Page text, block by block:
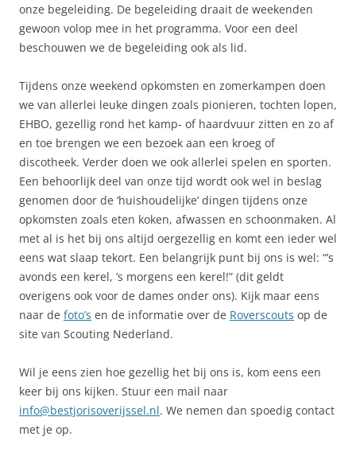
onze begeleiding. De begeleiding draait de weekenden
gewoon volop mee in het programma. Voor een deel
beschouwen we de begeleiding ook als lid.
Tijdens onze weekend opkomsten en zomerkampen doen
we van allerlei leuke dingen zoals pionieren, tochten lopen,
EHBO, gezellig rond het kamp- of haardvuur zitten en zo af
en toe brengen we een bezoek aan een kroeg of
discotheek. Verder doen we ook allerlei spelen en sporten.
Een behoorlijk deel van onze tijd wordt ook wel in beslag
genomen door de ‘huishoudelijke’ dingen tijdens onze
opkomsten zoals eten koken, afwassen en schoonmaken. Al
met al is het bij ons altijd oergezellig en komt een ieder wel
eens wat slaap tekort. Een belangrijk punt bij ons is wel: “’s
avonds een kerel, ’s morgens een kerel!” (dit geldt
overigens ook voor de dames onder ons). Kijk maar eens
naar de foto’s en de informatie over de Roverscouts op de
site van Scouting Nederland.
Wil je eens zien hoe gezellig het bij ons is, kom eens een
keer bij ons kijken. Stuur een mail naar
info@bestjorisoverijssel.nl. We nemen dan spoedig contact
met je op.